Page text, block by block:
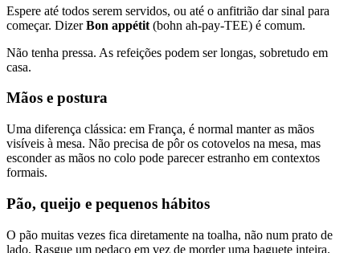
Espere até todos serem servidos, ou até o anfitrião dar sinal para
começar. DizerBon appétit (bohn ah-pay-TEE) é comum.
Não tenha pressa. As refeições podem ser longas, sobretudo em
casa.
Mãos e postura
Uma diferença clássica: em França, é normal manter as mãos
visíveis à mesa. Não precisa de pôr os cotovelos na mesa, mas
esconder as mãos no colo pode parecer estranho em contextos
formais.
Pão, queijo e pequenos hábitos
O pão muitas vezes fica diretamente na toalha, não num prato de
lado. Rasgue um pedaço em vez de morder uma baguete inteira.